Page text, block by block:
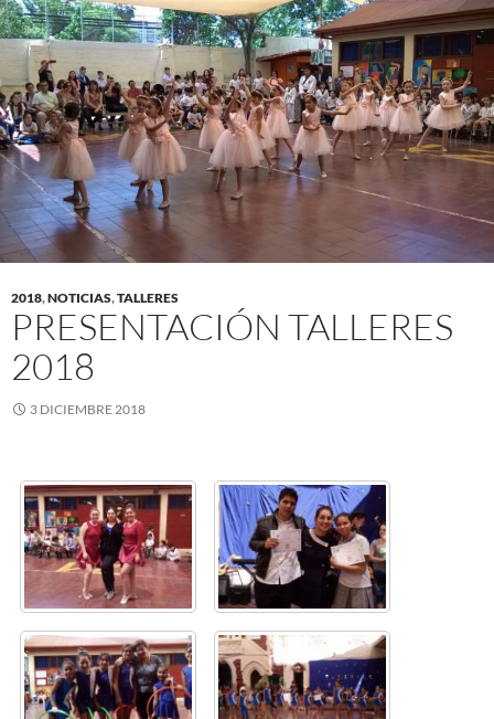
2018,NOTICIAS,TALLERES
PRESENTACIÓN TALLERES
2018
3 DICIEMBRE 2018